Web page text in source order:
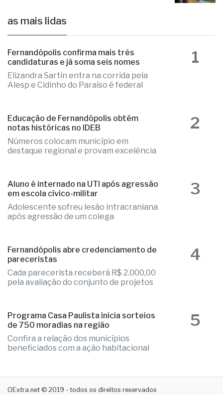
as mais lidas
Fernandópolis confirma mais três
candidaturas e já soma seis nomes
Elizandra Sartin entra na corrida pela
Alesp e Cidinho do Paraíso é federal
1
Educação de Fernandópolis obtém
notas históricas no IDEB
Números colocam município em
destaque regional e provam excelência
2
Aluno é internado na UTI após agressão
em escola cívico-militar
Adolescente sofreu lesão intracraniana
após agressão de um colega
3
Fernandópolis abre credenciamento de
pareceristas
Cada parecerista receberá R$ 2.000,00
pela avaliação do conjunto de projetos
4
Programa Casa Paulista inicia sorteios
de 750 moradias na região
Confira a relação dos municípios
beneficiados com a ação habitacional
5
OExtra.net © 2019 - todos os direitos reservados